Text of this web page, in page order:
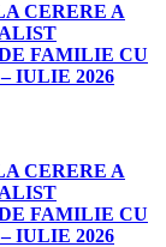
CERERE A
FAMILIE CU
IULIE 2026
CERERE A
FAMILIE CU
IULIE 2026